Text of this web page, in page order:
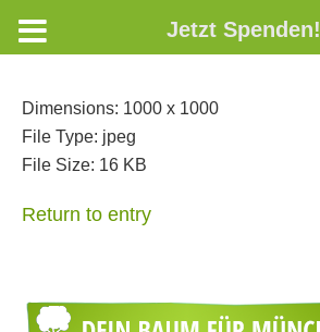
Dimensions: 1000 x 1000
File Type: jpeg
File Size: 16 KB
Return to entry
Jetzt Spenden!